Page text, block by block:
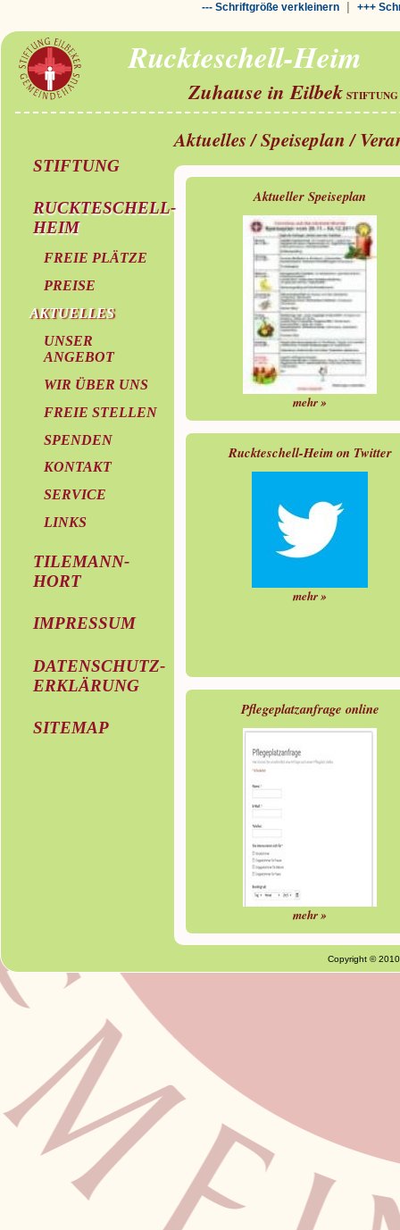
--- Schriftgröße verkleinern| +++
Ruckteschell-Heim
Zuhause in Eilbek
STIFTUNG
RUCKTESCHELL-
HEIM
FREIE PLÄTZE
PREISE
AKTUELLES
UNSER
ANGEBOT
WIR ÜBER UNS
FREIE STELLEN
SPENDEN
KONTAKT
SERVICE
LINKS
TILEMANN-
HORT
IMPRESSUM
DATENSCHUTZ-
ERKLÄRUNG
SITEMAP
Aktuelles / Speiseplan /
Aktueller Speiseplan
mehr »
Ruckteschell-Heim on Twitter
mehr »
Pflegeplatzanfrage online
mehr »
Copyright ©